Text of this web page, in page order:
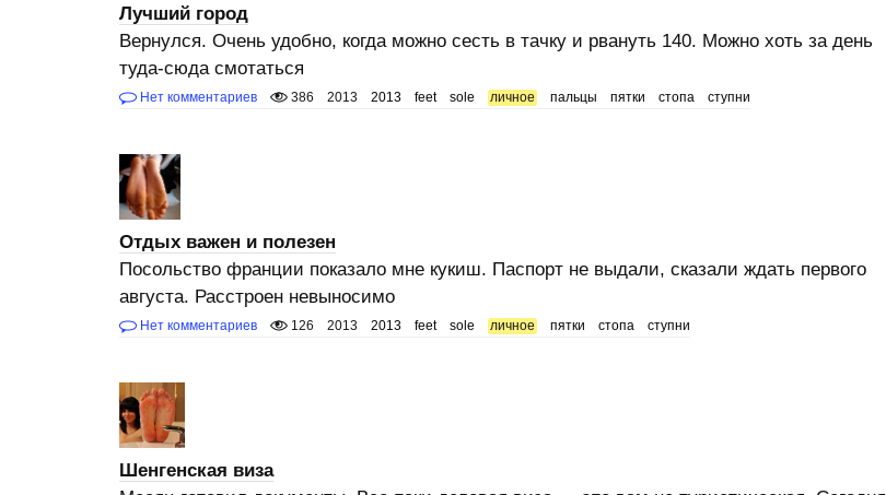
Лучший город
Вернулся. Очень удобно, когда можно сесть в тачку и рвануть 140. Можно хоть за день
туда-сюда смотаться
Нет комментариев 386 2013 2013 feet sole личное пальцы пятки стопа ступни
Отдых важен и полезен
Посольство франции показало мне кукиш. Паспорт не выдали, сказали ждать первого
августа. Расстроен невыносимо
Нет комментариев 126 2013 2013 feet sole личное пятки стопа ступни
Шенгенская виза